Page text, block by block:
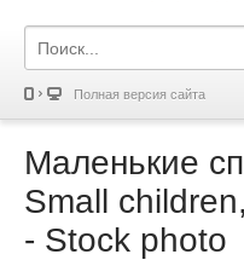
Полная версия сайта
Маленькие
Small
- Stock photo